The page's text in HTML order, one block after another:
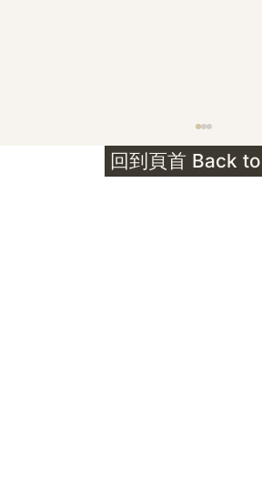
回到頁首 Back